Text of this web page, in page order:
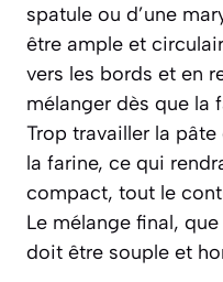
spatule ou d’une
être ample et
vers les bords et en
mélanger dès que la
Trop travailler la
la farine, ce qui
compact, tout le
Le mélange final,
doit être souple et